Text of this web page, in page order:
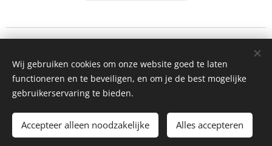
Alle rechten voorbehouden 2019
onderdeel van MaVoRec Sportswear - Football Store CommV
Mechelbaan 485 - 2580 Putte -
Footballstore.be - BTW BE0555.773.475
Cookies
Wij gebruiken cookies om onze website goed te laten
functioneren en te beveiligen, en om je de best mogelijke
gebruikerservaring te bieden.
Accepteer alleen noodzakelijke Alles accepteren